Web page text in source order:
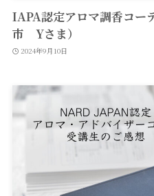
IAPA認定アロマ調香コー
市 Yさま）
2024年9月10日